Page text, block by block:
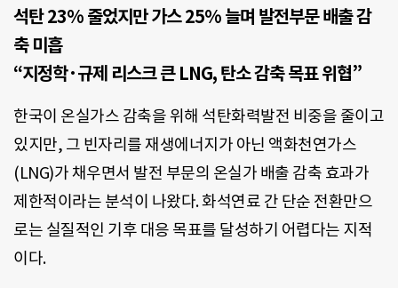
석탄 23% 줄었지만 가스 25% 늘며 발전부문 배출 감
축 미흡
“지정학·규제 리스크 큰 LNG, 탄소 감축 목표 위협”
한국이 온실가스 감축을 위해 석탄화력발전 비중을 줄이고
있지만, 그 빈자리를 재생에너지가 아닌 액화천연가스
(LNG)가 채우면서 발전 부문의 온실가 배출 감축 효과가
제한적이라는 분석이 나왔다. 화석연료 간 단순 전환만으
로는 실질적인 기후 대응 목표를 달성하기 어렵다는 지적
이다.